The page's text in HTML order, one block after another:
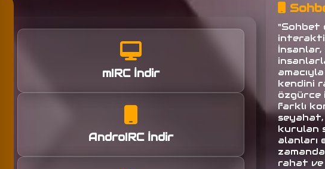
mIRC İndir
AndroIRC İndir
"Sohbet
İnsanlar,
kendini
özgürce
farklı
kurulan
alanları
rahat ve